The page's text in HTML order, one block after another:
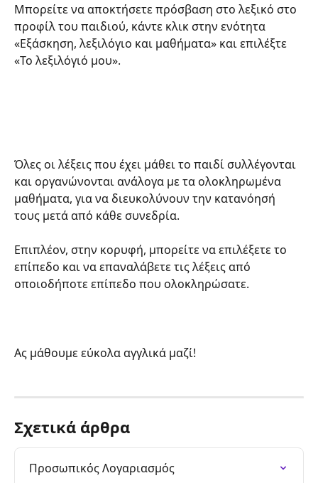
Μπορείτε να αποκτήσετε πρόσβαση στο λεξικό στο
προφίλ του παιδιού, κάντε κλικ στην ενότητα
«Εξάσκηση, λεξιλόγιο και μαθήματα» και επιλέξτε
«Το λεξιλόγιό μου».
Όλες οι λέξεις που έχει μάθει το παιδί συλλέγονται
και οργανώνονται ανάλογα με τα ολοκληρωμένα
μαθήματα, για να διευκολύνουν την κατανόησή
τους μετά από κάθε συνεδρία.
Επιπλέον, στην κορυφή, μπορείτε να επιλέξετε το
επίπεδο και να επαναλάβετε τις λέξεις από
οποιοδήποτε επίπεδο που ολοκληρώσατε.
Ας μάθουμε εύκολα αγγλικά μαζί!
Σχετικά άρθρα
Προσωπικός Λογαριασμός